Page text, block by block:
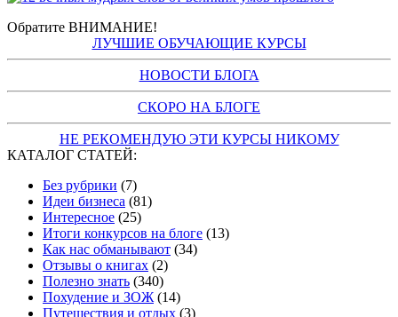
Обратите ВНИМАНИЕ!
ЛУЧШИЕ ОБУЧАЮЩИЕ КУРСЫ
НОВОСТИ БЛОГА
СКОРО НА БЛОГЕ
НЕ РЕКОМЕНДУЮ ЭТИ КУРСЫ НИКОМУ
КАТАЛОГ СТАТЕЙ:
Без рубрики (7)
Идеи бизнеса (81)
Интересное (25)
Итоги конкурсов на блоге (13)
Как нас обманывают (34)
Отзывы о книгах (2)
Полезно знать (340)
Похудение и ЗОЖ(14)
Путешествия и отдых (3)